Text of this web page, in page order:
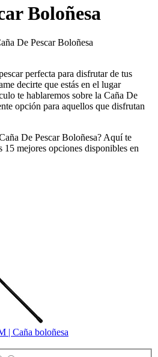
Boloñesa
De Pescar Boloñesa
perfecta para disfrutar de tus
decirte que estás en el lugar
te hablaremos sobre la Caña De
opción para aquellos que disfrutan
De Pescar Boloñesa? Aquí te
15 mejores opciones disponibles en
| Caña boloñesa